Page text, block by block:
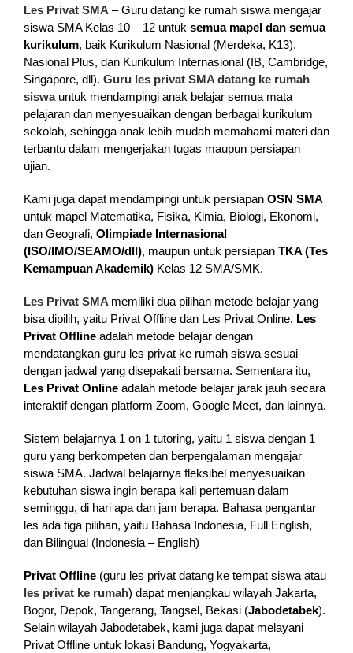
Les Privat SMA – Guru datang ke rumah siswa mengajar
siswa SMA Kelas 10 – 12untuk semua mapel dan semua
kurikulum, baik Kurikulum Nasional (Merdeka, K13),
Nasional Plus, dan Kurikulum Internasional (IB, Cambridge,
Singapore, dll). Guru les privat SMA datang ke rumah
siswauntuk mendampingi anak belajar semua mata
pelajaran dan menyesuaikan dengan berbagai kurikulum
sekolah, sehingga anak lebih mudah memahami materi dan
terbantu dalam mengerjakan tugas maupun persiapan
ujian.
Kami juga dapat mendampingi untuk persiapan OSN SMA
untuk mapel Matematika, Fisika, Kimia, Biologi, Ekonomi,
dan Geografi, Olimpiade Internasional
(ISO/IMO/SEAMO/dll), maupun untuk persiapanTKA (Tes
Kemampuan Akademik)Kelas 12 SMA/SMK.
Les Privat SMA memiliki dua pilihan metode belajar yang
bisa dipilih, yaitu Privat Offline dan Les Privat Online. Les
Privat Offlineadalah metode belajar dengan
mendatangkan guru les privat ke rumah siswa sesuai
dengan jadwal yang disepakati bersama. Sementara itu,
Les Privat Onlineadalah metode belajar jarak jauh secara
interaktif dengan platform Zoom, Google Meet, dan lainnya.
Sistem belajarnya 1 on 1 tutoring, yaitu 1 siswa dengan 1
guru yang berkompeten dan berpengalaman mengajar
siswa SMA. Jadwal belajarnya fleksibel menyesuaikan
kebutuhan siswa ingin berapa kali pertemuan dalam
seminggu, di hari apa dan jam berapa. Bahasa pengantar
les ada tiga pilihan, yaitu Bahasa Indonesia, Full English,
dan Bilingual (Indonesia – English)
Privat Offline(guru les privat datang ke tempat siswa atau
les privat ke rumah) dapat menjangkau wilayah Jakarta,
Bogor, Depok, Tangerang, Tangsel, Bekasi (Jabodetabek).
Selain wilayah Jabodetabek, kami juga dapat melayani
Privat Offline untuk lokasi Bandung, Yogyakarta,